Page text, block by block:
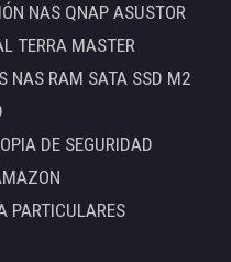
NAS QNAP ASUSTOR
TERRA MASTER
NAS RAM SATA SSD M2
DE SEGURIDAD
PARTICULARES